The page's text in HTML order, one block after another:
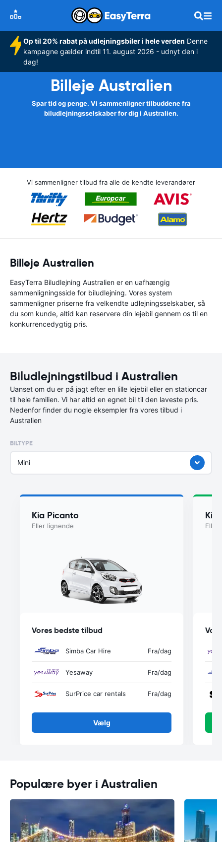
Op til 20% rabat på udlejningsbiler i hele verden Denne
kampagne gælder indtil 11. august 2026 - udnyt den i
dag!
Billeje Australien
Spar tid og penge. Vi sammenligner tilbuddene fra
biludlejningsselskaber for dig i Australien.
Vi sammenligner tilbud fra alle de kendte leverandører
Billeje Australien
EasyTerra Biludlejning Australien er en uafhængig
sammenligningsside for biludlejning. Vores system
sammenligner priserne fra velkendte udlejningsselskaber, så
du som kunde, altid kan reservere din lejebil gennem os til en
konkurrencedygtig pris.
Biludlejningstilbud i Australien
Uanset om du er på jagt efter en lille lejebil eller en stationcar
til hele familien. Vi har altid en egnet bil til den laveste pris.
Nedenfor finder du nogle eksempler fra vores tilbud i
Australien
BILTYPE
Mini
Kia Picanto
Eller lignende
Vores bedste tilbud
Simba Car Hire Fra/dag
Yesaway Fra/dag
SurPrice car rentals Fra/dag
Vælg
Kia
Eller
Populære byer i Australien